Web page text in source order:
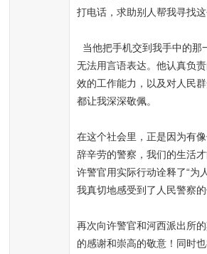
打电话，求助别人帮我寻找这
无法用言语表达。他认真负
效的工作能力，以及对人民
都让我深深敬佩。
在这个社会里，正是因为有
辞辛劳的警察，我们的生活才
许警官用实际行动诠释了“为
我真切地感受到了人民警察的
再次向许警官和河西派出所
的感谢和崇高的敬意！同时